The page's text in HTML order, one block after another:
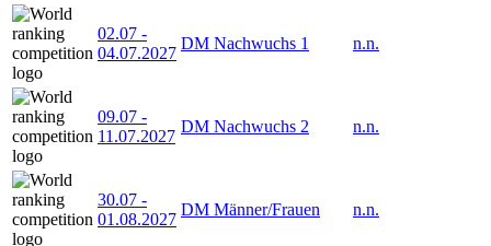
02.07 -
04.07.2027
DM Nachwuchs 1 n.n.
09.07 -
11.07.2027
DM Nachwuchs 2 n.n.
30.07 -
01.08.2027
DM Männer/Frauen n.n.